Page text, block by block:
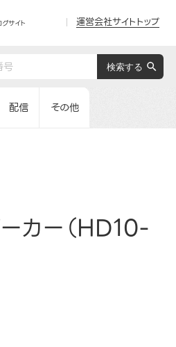
サイト 運営会社サイトトップ
配信 その他
カー（HD10-